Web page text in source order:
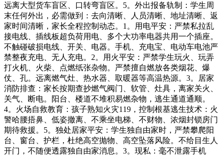
远离大型货车盲区、口转弯盲区。5。外出报备轨制：学生周
末任何外出，必需做到：去向清晰、人员清晰、地址清晰、返
家时间清晰，家长全程控制动态。1。用电平安：严禁私拉乱
接电线、插线板超负荷用电、多个大功率电器共用一个插座。
不触碰破损电线、开关、电器。手机、充电宝、电动车电池严
禁整夜充电、无人充电。2。用火平安：严禁学生玩火、玩弄
打火机、火柴、点燃纸张杂物。严禁擅自燃放各类烟花、爆
仗、孔。远离燃气灶、热水器、取暖器等高温热源。3。居家
消防排查：家长按期查抄燃气阀门、软管、灶具，离家关火、
关气、断电。阳台、楼道不堆积易燃杂物，逃生通道通顺。
4。火场自救教育：孩子熟知火灾119，控制根基逃生技术：火
警哈腰捂鼻、低姿撤离、不乘坐电梯、不财物、浓烟封锁房门
期待救援。5。独处居家平安：学生独自由家时，严禁攀爬阳
台、窗台、护栏，杜绝高空抛物、高空坠落风险。不给目生人
开门，不随便透露独自由家消息。3。现私：毫不泄露手机